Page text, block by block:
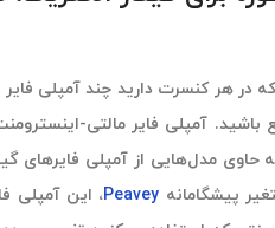
در هر کنسرت دارید چند آمپلی فایر
با توان 100 وات دارد که حاوی مدل‌هایی از آمپلی
پیشگامانه Peavey، این آمپلی